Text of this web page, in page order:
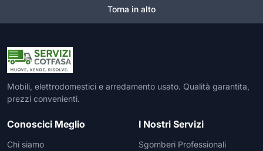
Torna in alto
Mobili, elettrodomestici e arredamento usato. Qualità garantita,
prezzi convenienti.
Conoscici Meglio
Chi siamo
I Nostri Servizi
Sgomberi Professionali